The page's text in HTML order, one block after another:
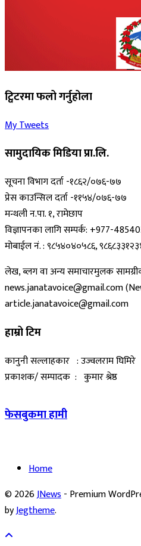
ट्विटरमा फलो गर्नुहोला
My Tweets
सामुदायिक मिडिया प्रा.लि.
सूचना विभाग दर्ता -१८६२/०७६-७७
प्रेस काउन्सिल दर्ता -११५४/०७६-७७
मन्थली न.पा. १, रामेछाप
विज्ञापनका लागि सम्पर्क: +977-
मोबाईल नं. : ९८५४०४०५८६,
लेख, ब्लग वा अन्य समाचारमुलक
news.janatavoice@gmail.com
article.janatavoice@gmail.com
हाम्रो टिम
कानुनी सल्लाहकार : उज्वलराम घिमिरे
प्रकाशक/ सम्पादक : कुमार श्रेष्ठ
फेसबुकमा हामी
Home
© 2026JNews- Premium
byJegtheme.